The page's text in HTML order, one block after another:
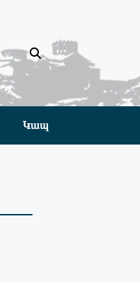
Կապ